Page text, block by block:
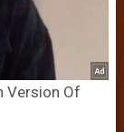
Version Of